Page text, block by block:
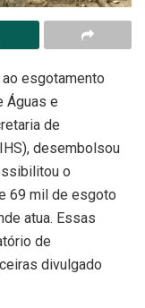
ao esgotamento
Águas e
de
desembolsou
o
69 mil de esgoto
atua. Essas
de
divulgado